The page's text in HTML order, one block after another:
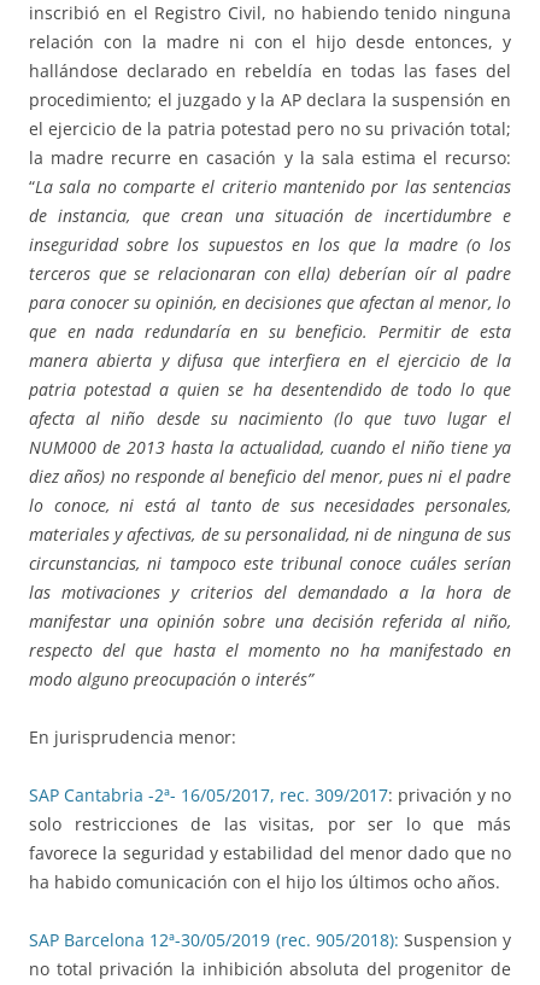
inscribió en el Registro Civil, no habiendo tenido ninguna
relación con la madre ni con el hijo desde entonces, y
hallándose declarado en rebeldía en todas las fases del
procedimiento; el juzgado y la AP declara la suspensión en
el ejercicio de la patria potestad pero no su privación total;
la madre recurre en casación y la sala estima el recurso:
“La sala no comparte el criterio mantenido por las sentencias
de instancia, que crean una situación de incertidumbre e
inseguridad sobre los supuestos en los que la madre (o los
terceros que se relacionaran con ella) deberían oír al padre
para conocer su opinión, en decisiones que afectan al menor, lo
que en nada redundaría en su beneficio. Permitir de esta
manera abierta y difusa que interfiera en el ejercicio de la
patria potestad a quien se ha desentendido de todo lo que
afecta al niño desde su nacimiento (lo que tuvo lugar el
NUM000 de 2013 hasta la actualidad, cuando el niño tiene ya
diez años) no responde al beneficio del menor, pues ni el padre
lo conoce, ni está al tanto de sus necesidades personales,
materiales y afectivas, de su personalidad, ni de ninguna de sus
circunstancias, ni tampoco este tribunal conoce cuáles serían
las motivaciones y criterios del demandado a la hora de
manifestar una opinión sobre una decisión referida al niño,
respecto del que hasta el momento no ha manifestado en
modo alguno preocupación o interés”
En jurisprudencia menor:
SAP Cantabria -2ª- 16/05/2017, rec. 309/2017: privación y no
solo restricciones de las visitas, por ser lo que más
favorece la seguridad y estabilidad del menor dado que no
ha habido comunicación con el hijo los últimos ocho años.
SAP Barcelona 12ª-30/05/2019 (rec. 905/2018): Suspension y
no total privación la inhibición absoluta del progenitor de